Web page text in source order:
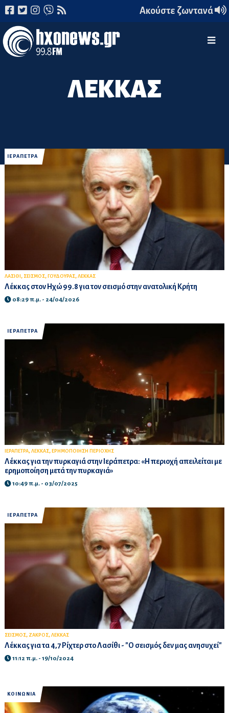
Ακούστε ζωντανά
ΛΕΚΚΑΣ
ΙΕΡΑΠΕΤΡΑ
ΛΑΣΙΘΙ , ΣΕΙΣΜΟΣ, ΓΟΥΔΟΥΡΑΣ, ΛΕΚΚΑΣ
Λέκκας στον Ηχώ 99.8 για τον σεισμό στην ανατολική Κρήτη
08:29 π.μ. - 24/04/2026
ΙΕΡΑΠΕΤΡΑ
ΙΕΡΑΠΕΤΡΑ, ΛΕΚΚΑΣ, ΕΡΗΜΟΠΟΙΗΣΗ ΠΕΡΙΟΧΗΣ
Λέκκας για την πυρκαγιά στην Ιεράπετρα: «Η περιοχή απειλείται με
ερημοποίηση μετά την πυρκαγιά»
10:49 π.μ. - 03/07/2025
ΙΕΡΑΠΕΤΡΑ
ΣΕΙΣΜΟΣ, ΖΑΚΡΟΣ, ΛΕΚΚΑΣ
Λέκκας για τα 4,7 Ρίχτερ στο Λασίθι - "Ο σεισμός δεν μας ανησυχεί"
11:12 π.μ. - 19/10/2024
ΚΟΙΝΩΝΙΑ